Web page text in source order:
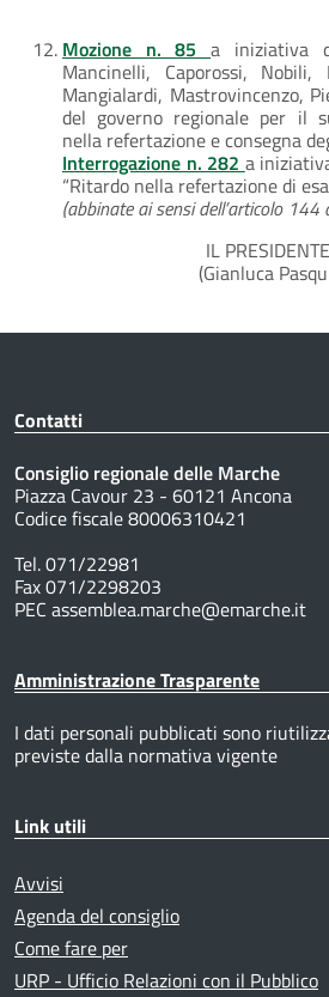
Mozione n. 85a iniziativa
Mancinelli, Caporossi, Nobili,
Mangialardi, Mastrovincenzo,
del governo regionale per il
nella refertazione e consegna
Interrogazione n. 282 a
“Ritardo nella refertazione di
(abbinate ai sensi dell’articolo
IL PRESIDENTE
(Gianluca
Contatti
Consiglio regionale delle Marche
Piazza Cavour 23 - 60121 Ancona
Codice fiscale 80006310421
Tel. 071/22981
Fax 071/2298203
PEC assemblea.marche@emarche.it
Amministrazione Trasparente
I dati personali pubblicati sono
previste dalla normativa vigente
Link utili
Avvisi
Agenda del consiglio
Come fare per
URP - Ufficio Relazioni con il Pubblico